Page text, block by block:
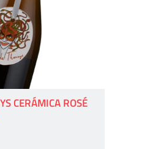
CERÁMICA ROSÉ